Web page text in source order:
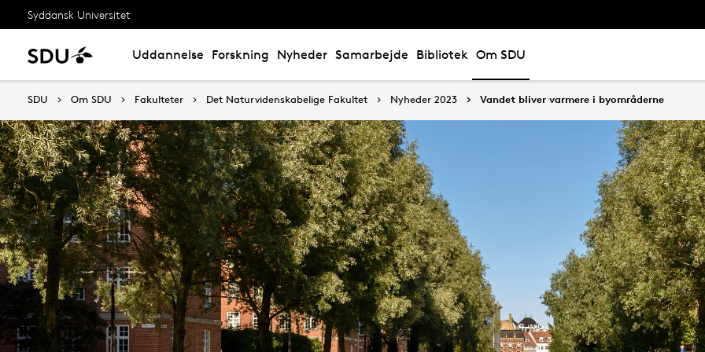
Syddansk Universitet
Uddannelse Forskning Nyheder Samarbejde Bibliotek Om SDU
SDU Om SDU Fakulteter Det Naturvidenskabelige Fakultet Nyheder 2023 Vandet bliver varmere i byområderne